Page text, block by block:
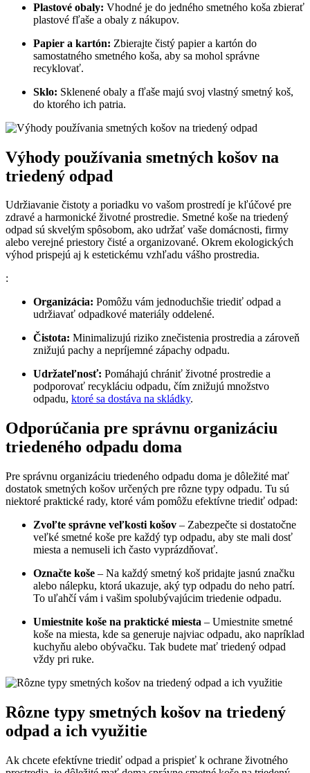
Plastové obaly: Vhodné je do jedného smetného koša zbierať
plastové fľaše a obaly z nákupov.
Papier a kartón: Zbierajte čistý papier a kartón do
samostatného smetného koša, aby sa mohol správne
recyklovať.
Sklo: Sklenené obaly a fľaše majú svoj vlastný smetný koš,
do ktorého ich patria.
Výhody používania smetných košov na
triedený odpad
Udržiavanie čistoty a poriadku vo vašom prostredí je kľúčové pre
zdravé a harmonické životné prostredie. Smetné koše na triedený
odpad sú skvelým spôsobom, ako udržať vaše domácnosti, firmy
alebo verejné priestory čisté a organizované. Okrem ekologických
výhod prispejú aj k estetickému vzhľadu vášho prostredia.
:
Organizácia: Pomôžu vám jednoduchšie triediť odpad a
udržiavať odpadkové materiály oddelené.
Čistota: Minimalizujú riziko znečistenia prostredia a zároveň
znižujú pachy a nepríjemné zápachy odpadu.
Udržateľnosť: Pomáhajú chrániť životné prostredie a
podporovať recykláciu odpadu, čím znižujú množstvo
odpadu, ktoré sa dostáva na skládky.
Odporúčania pre správnu organizáciu
triedeného odpadu doma
Pre správnu organizáciu triedeného odpadu doma je dôležité mať
dostatok smetných košov určených pre rôzne typy odpadu. Tu sú
niektoré praktické rady, ktoré vám pomôžu efektívne triediť odpad:
Zvoľte správne veľkosti košov – Zabezpečte si dostatočne
veľké smetné koše pre každý typ odpadu, aby ste mali dosť
miesta a nemuseli ich často vyprázdňovať.
Označte koše – Na každý smetný koš pridajte jasnú značku
alebo nálepku, ktorá ukazuje, aký typ odpadu do neho patrí.
To uľahčí vám i vašim spolubývajúcim triedenie odpadu.
Umiestnite koše na praktické miesta – Umiestnite smetné
koše na miesta, kde sa generuje najviac odpadu, ako napríklad
kuchyňu alebo obývačku. Tak budete mať triedený odpad
vždy pri ruke.
Rôzne typy smetných košov na triedený
odpad a ich využitie
Ak chcete efektívne triediť odpad a prispieť k ochrane životného